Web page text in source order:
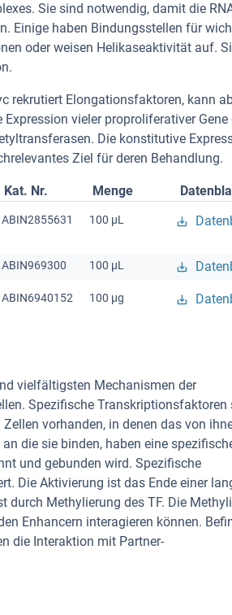
Sie sind notwendig, damit die
Einige haben Bindungsstellen für
oder weisen Helikaseaktivität auf.
rekrutiert Elongationsfaktoren, kann
vieler proproliferativer Gene
Die konstitutive
Ziel für deren Behandlung.
Kat. Nr. Menge
ABIN2855631 100 μL
ABIN969300 100 μL
ABIN6940152 100 μg
vielfältigsten Mechanismen der
Spezifische Transkriptionsfaktoren
vorhanden, in denen das von
die sie binden, haben eine
und gebunden wird. Spezifische
Die Aktivierung ist das Ende einer
durch Methylierung des TF. Die
Enhancern interagieren können.
die Interaktion mit Partner-